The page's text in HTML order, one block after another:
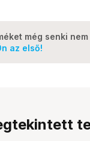
még senki
az első!